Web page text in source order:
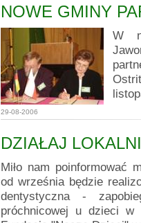
NOWE GMINY
W
29-08-2006
DZIAŁAJ
Miło nam poinformować
od września będzie
dentystyczna -
próchnicowej u dzieci w